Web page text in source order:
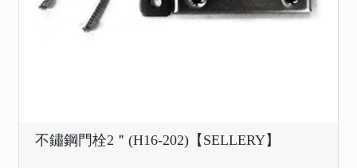
不鏽鋼門栓2＂(H16-202)【SELLERY】